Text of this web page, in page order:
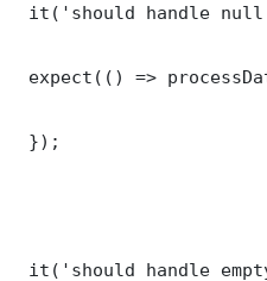
it('should handle
expect(() =>
});
it('should handle